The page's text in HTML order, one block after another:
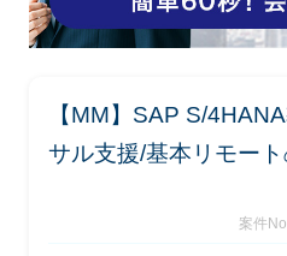
【MM】SAP S/
サル支援/基本リモート
案件